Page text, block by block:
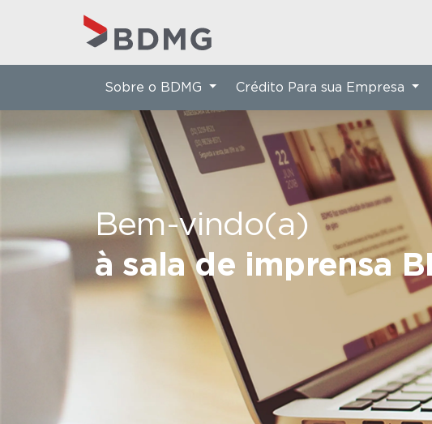
Bem-vindo(a)
à sala de imprensa
Sobre o BDMG Crédito Para sua Empresa